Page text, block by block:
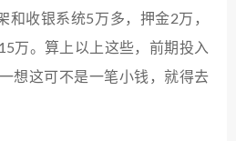
和收银系统5万多，押金2万，
万。算上以上这些，前期投入
想这可不是一笔小钱，就得去